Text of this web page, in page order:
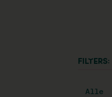
FILTERS:
Alle